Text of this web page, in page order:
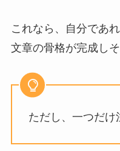
これなら、自分であ
文章の骨格が完成し
ただし、一つだけ